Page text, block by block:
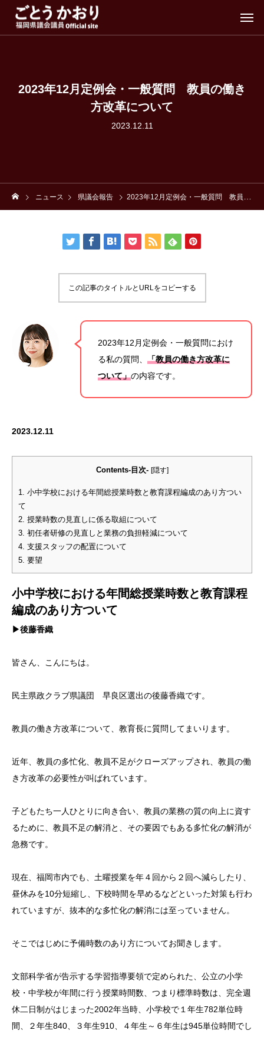
2023年12月定例会・一般質問 教員の働き
方改革について
2023.12.11
ニュース 県議会報告 2023年12月定例会・一般質問 教員の働き方改革について
この記事のタイトルとURLをコピーする
2023年12月定例会・一般質問におけ
る私の質問、 「教員の働き方改革に
ついて」の内容です。
2023.12.11
Contents-目次- [隠す]
1. 小中学校における年間総授業時数と教育課程編成のあり方つい
て
2. 授業時数の見直しに係る取組について
3. 初任者研修の見直しと業務の負担軽減について
4. 支援スタッフの配置について
5. 要望
小中学校における年間総授業時数と教育課程
編成のあり方ついて
▶後藤香織
皆さん、こんにちは。
民主県政クラブ県議団 早良区選出の後藤香織です。
教員の働き方改革について、教育長に質問してまいります。
近年、教員の多忙化、教員不足がクローズアップされ、教員の働
き方改革の必要性が叫ばれています。
子どもたち一人ひとりに向き合い、教員の業務の質の向上に資す
るために、教員不足の解消と、その要因でもある多忙化の解消が
急務です。
現在、福岡市内でも、土曜授業を年４回から２回へ減らしたり、
昼休みを10分短縮し、下校時間を早めるなどといった対策も行わ
れていますが、抜本的な多忙化の解消には至っていません。
そこではじめに予備時数のあり方についてお聞きします。
文部科学省が告示する学習指導要領で定められた、公立の小学
校・中学校が年間に行う授業時間数、つまり標準時数は、完全週
休二日制がはじまった2002年当時、小学校で１年生782単位時
間、２年生840、３年生910、４年生～６年生は945単位時間でし